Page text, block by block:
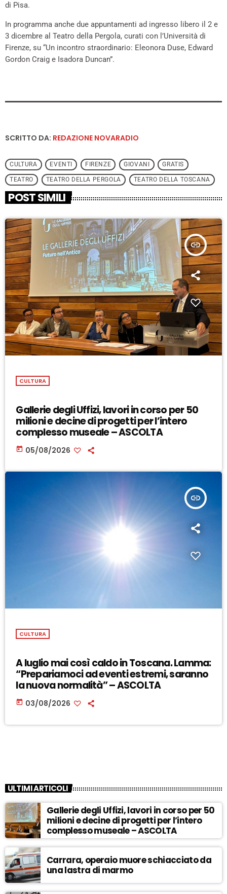
di Pisa.
In programma anche due appuntamenti ad ingresso libero il 2 e
3 dicembre al Teatro della Pergola, curati con l’Università di
Firenze, su “Un incontro straordinario: Eleonora Duse, Edward
Gordon Craig e Isadora Duncan”.
SCRITTO DA: REDAZIONE NOVARADIO
CULTURA EVENTI FIRENZE GIOVANI GRATIS
TEATRO TEATRO DELLA PERGOLA TEATRO DELLA TOSCANA
POST SIMILI
insert_link
CULTURA
Gallerie degli Uffizi, lavori in corso per 50
milioni e decine di progetti per l’intero
complesso museale – ASCOLTA
today 05/08/2026
insert_link
CULTURA
A luglio mai così caldo in Toscana. Lamma:
“Prepariamoci ad eventi estremi, saranno
la nuova normalità” – ASCOLTA
today 03/08/2026
ULTIMI ARTICOLI
Gallerie degli Uffizi, lavori in corso per 50
milioni e decine di progetti per l’intero
complesso museale – ASCOLTA
Carrara, operaio muore schiacciato da
una lastra di marmo